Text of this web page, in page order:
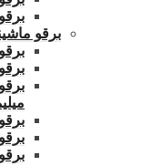
برقو
برقو
برقو
برقو
برقو
برقو